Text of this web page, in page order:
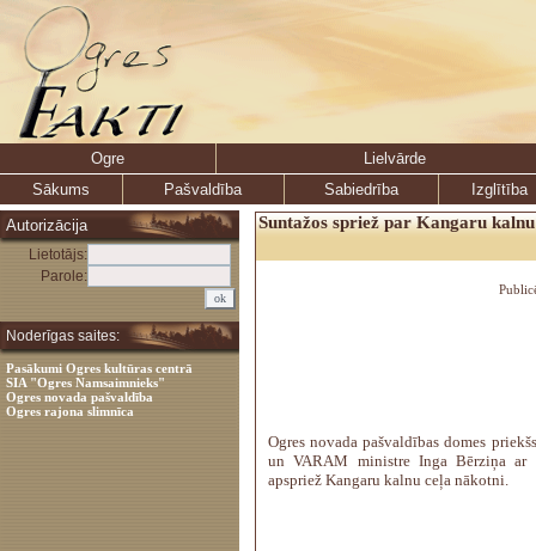
Ogre
Lielvārde
Sākums
Pašvaldība Sabiedrība
Izglītība
Autorizācija
Lietotājs:
Parole:
Noderīgas saites:
Pasākumi Ogres kultūras centrā
SIA "Ogres Namsaimnieks"
Ogres novada pašvaldība
Ogres rajona slimnīca
Suntažos spriež par Kangaru
Ogres novada pašvaldības domes
un VARAM ministre Inga Bērziņa ar
apspriež Kangaru kalnu ceļa nākotni.